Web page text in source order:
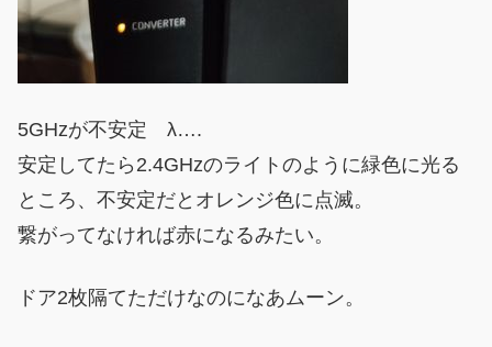
5GHzが不安定 λ….
安定してたら2.4GHzのライトのように緑色に光る
ところ、不安定だとオレンジ色に点滅。
繋がってなければ赤になるみたい。
ドア2枚隔てただけなのになあムーン。